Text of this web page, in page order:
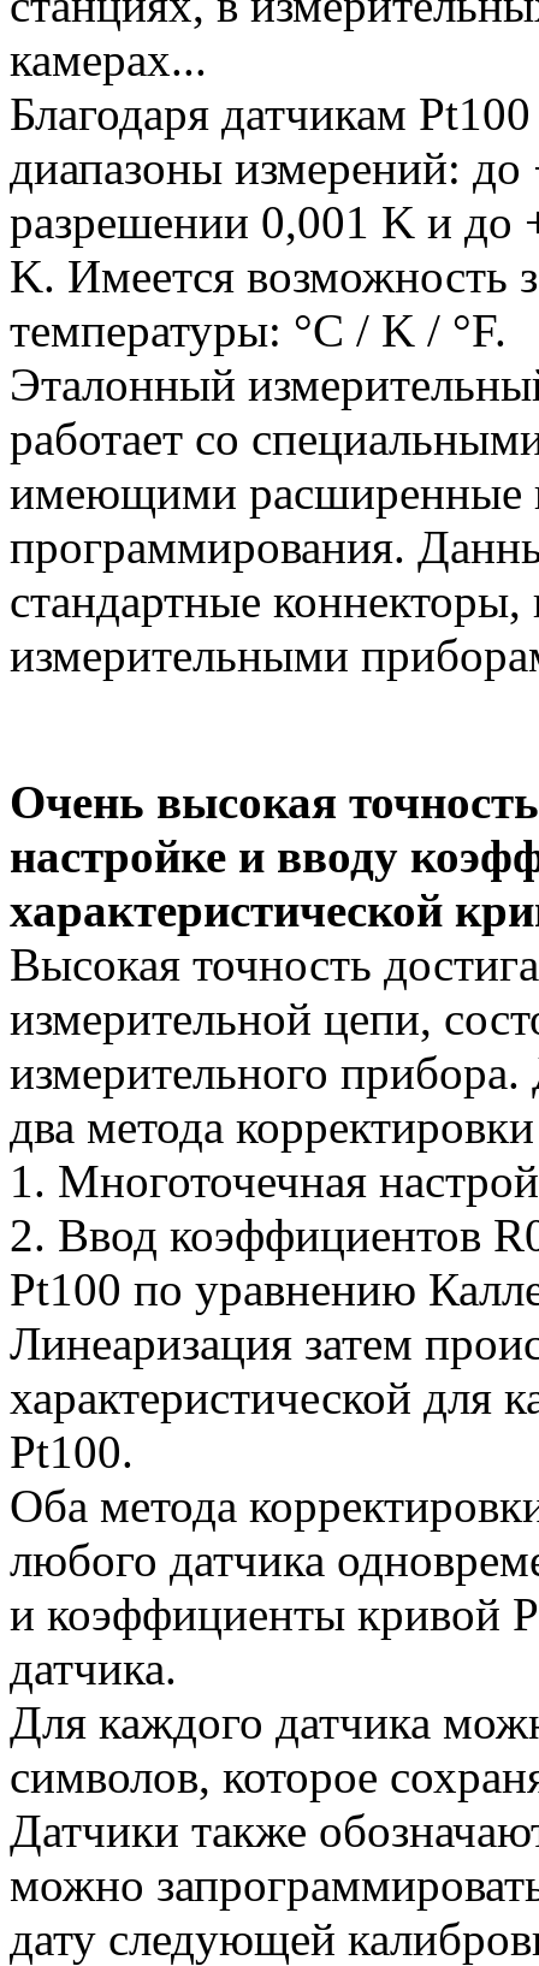
камерах...
Благодаря датчикам
диапазоны измерений:
разрешении 0,001 K и до
K. Имеется возможность
температуры: °C / K / °F.
Эталонный
работает со
имеющими расширенные
программирования.
стандартные коннекторы,
измерительными
Очень высокая
настройке и вводу
характеристической
Высокая точность
измерительной цепи,
измерительного
два метода
1. Многоточечная
2. Ввод коэффициентов
Pt100 по уравнению
Линеаризация затем
характеристической для
Pt100.
Оба метода
любого датчика
и коэффициенты кривой
датчика.
Для каждого датчика
символов, которое
Датчики также
можно
дату следующей